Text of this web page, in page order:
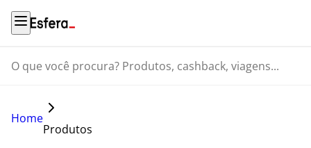
O que você procura? Produtos, cashback, viagens...
Home
Produtos